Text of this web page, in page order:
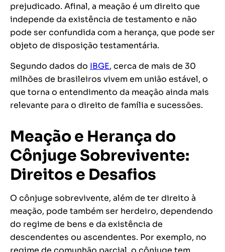
prejudicado. Afinal, a meação é um direito que
independe da existência de testamento e não
pode ser confundida com a herança, que pode ser
objeto de disposição testamentária.
Segundo dados do IBGE, cerca de mais de 30
milhões de brasileiros vivem em união estável, o
que torna o entendimento da meação ainda mais
relevante para o direito de família e sucessões.
Meação e Herança do
Cônjuge Sobrevivente:
Direitos e Desafios
O cônjuge sobrevivente, além de ter direito à
meação, pode também ser herdeiro, dependendo
do regime de bens e da existência de
descendentes ou ascendentes. Por exemplo, no